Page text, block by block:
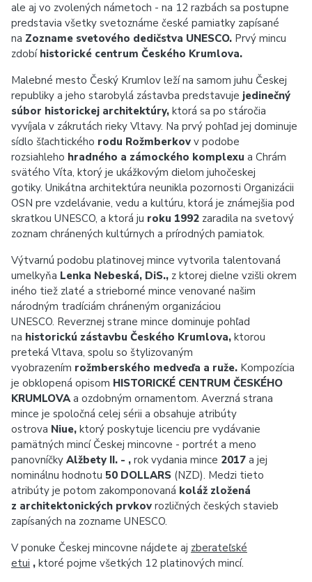
ale aj vo zvolených námetoch - na 12 razbách sa postupne
predstavia všetky svetoznáme české pamiatky zapísané
na Zozname svetového dedičstva UNESCO. Prvý mincu
zdobí historické centrum Českého Krumlova.
Malebné mesto Český Krumlov leží na samom juhu Českej
republiky a jeho starobylá zástavba predstavuje jedinečný
súbor historickej architektúry, ktorá sa po stáročia
vyvíjala v zákrutách rieky Vltavy. Na prvý pohľad jej dominuje
sídlo šľachtického rodu Rožmberkov v podobe
rozsiahleho hradného a zámockého komplexu a Chrám
svätého Víta, ktorý je ukážkovým dielom juhočeskej
gotiky. Unikátna architektúra neunikla pozornosti Organizácii
OSN pre vzdelávanie, vedu a kultúru, ktorá je známejšia pod
skratkou UNESCO, a ktorá ju roku 1992 zaradila na svetový
zoznam chránených kultúrnych a prírodných pamiatok.
Výtvarnú podobu platinovej mince vytvorila talentovaná
umelkyňa Lenka Nebeská, DiS., z ktorej dielne vzišli okrem
iného tiež zlaté a strieborné mince venované našim
národným tradíciám chráneným organizáciou
UNESCO. Reverznej strane mince dominuje pohľad
na historickú zástavbu Českého Krumlova, ktorou
preteká Vltava, spolu so štylizovaným
vyobrazením rožmberského medveďa a ruže. Kompozícia
je obklopená opisom HISTORICKÉ CENTRUM ČESKÉHO
KRUMLOVAa ozdobným ornamentom. Averzná strana
mince je spoločná celej sérii a obsahuje atribúty
ostrova Niue, ktorý poskytuje licenciu pre vydávanie
pamätných mincí Českej mincovne - portrét a meno
panovníčky Alžbety II. - , rok vydania mince 2017 a jej
nominálnu hodnotu 50 DOLLARS (NZD). Medzi tieto
atribúty je potom zakomponovaná koláž zložená
z architektonických prvkov rozličných českých stavieb
zapísaných na zozname UNESCO.
V ponuke Českej mincovne nájdete aj zberateľské
etui , ktoré pojme všetkých 12 platinových mincí.